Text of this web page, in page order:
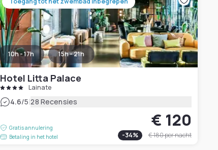
10h - 17h 15h - 21h
Hotel Litta Palace
Lainate
4.6/5|28 Recensies
Gratis annulering
Betaling in het hotel
€ 120
-34% € 180per nacht